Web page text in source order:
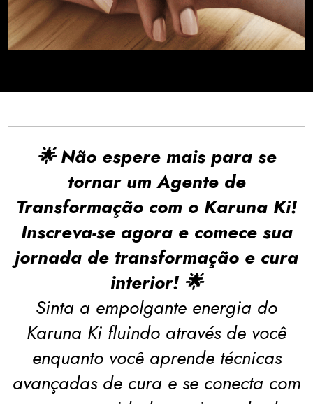
🌟 Não espere mais para se
tornar um Agente de
Transformação com o Karuna Ki!
Inscreva-se agora e comece sua
jornada de transformação e cura
interior! 🌟
Sinta a empolgante energia do
Karuna Ki fluindo através de você
enquanto você aprende técnicas
avançadas de cura e se conecta com